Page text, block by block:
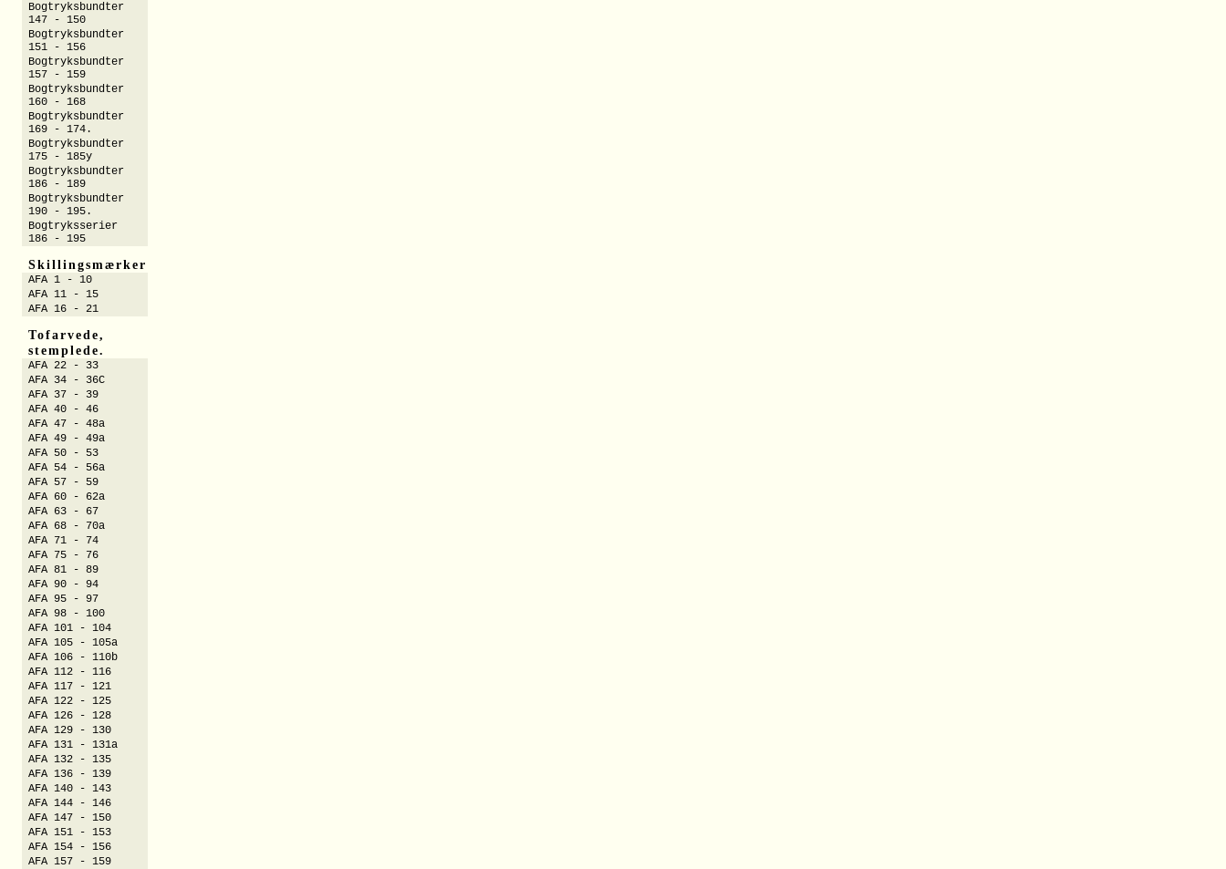
Bogtryksbundter
147 - 150
Bogtryksbundter
151 - 156
Bogtryksbundter
157 - 159
Bogtryksbundter
160 - 168
Bogtryksbundter
169 - 174.
Bogtryksbundter
175 - 185y
Bogtryksbundter
186 - 189
Bogtryksbundter
190 - 195.
Bogtryksserier
186 - 195
Skillingsmærker
AFA 1 - 10
AFA 11 - 15
AFA 16 - 21
Tofarvede,
stemplede.
AFA 22 - 33
AFA 34 - 36C
AFA 37 - 39
AFA 40 - 46
AFA 47 - 48a
AFA 49 - 49a
AFA 50 - 53
AFA 54 - 56a
AFA 57 - 59
AFA 60 - 62a
AFA 63 - 67
AFA 68 - 70a
AFA 71 - 74
AFA 75 - 76
AFA 81 - 89
AFA 90 - 94
AFA 95 - 97
AFA 98 - 100
AFA 101 - 104
AFA 105 - 105a
AFA 106 - 110b
AFA 112 - 116
AFA 117 - 121
AFA 122 - 125
AFA 126 - 128
AFA 129 - 130
AFA 131 - 131a
AFA 132 - 135
AFA 136 - 139
AFA 140 - 143
AFA 144 - 146
AFA 147 - 150
AFA 151 - 153
AFA 154 - 156
AFA 157 - 159